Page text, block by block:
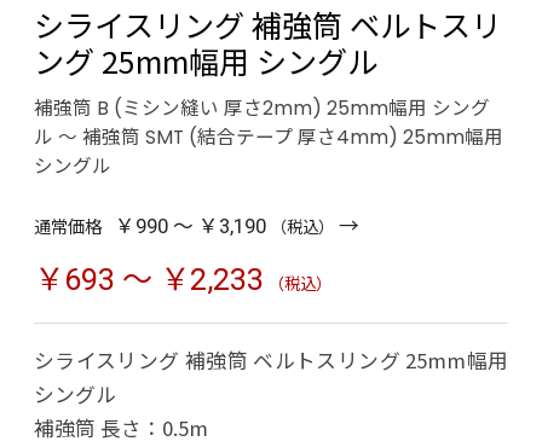
シライスリング 補強筒 ベルトスリ
ング 25mm幅用 シングル
補強筒 B (ミシン縫い 厚さ2mm) 25mm幅用 シング
ル ～ 補強筒 SMT (結合テープ 厚さ4mm) 25mm幅用
シングル
通常価格 ￥990 ～ ￥3,190 （税込） →
￥693 ～ ￥2,233 （税込）
シライスリング 補強筒 ベルトスリング 25mm幅用
シングル
補強筒 長さ：0.5m